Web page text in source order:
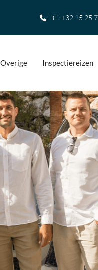
BE:+32 15 25
Overige Inspectiereizen